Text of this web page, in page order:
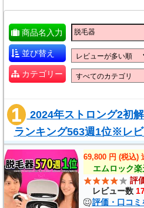
商品名入力
並び替え
カテゴリー
2024年ストロング2初
ランキング563週1位※レ
バージョン 美顔器 家庭用
69,800 円 (税込)
エムロック
評
レビュー数
評価・口コミ